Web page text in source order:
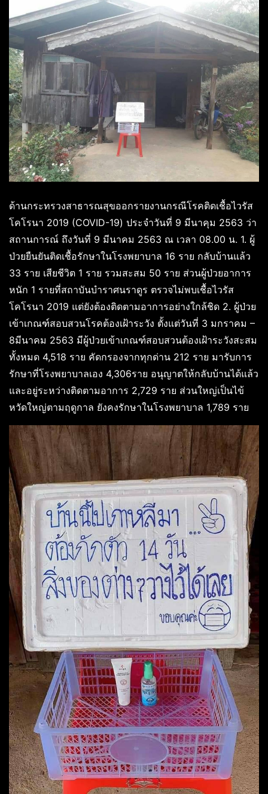
ด้านกระทรวงสาธารณสุขออกรายงานกรณีโรคติดเชื้อไวรัส
โคโรนา 2019 (COVID-19) ประจำวันที่ 9 มีนาคุม 2563 ว่า
สถานการณ์ ถึงวันที่ 9 มีนาคม 2563 ณ เวลา 08.00 น. 1. ผู้
ป่วยยืนยันติดเชื้อรักษาในโรงพยาบาล 16 ราย กลับบ้านแล้ว
33 ราย เสียชีวิต 1 ราย รวมสะสม 50 ราย ส่วนผู้ป่วยอาการ
หนัก 1 รายที่สถาบันบำราศนราดูร ตรวจไม่พบเชื้อไวรัส
โคโรนา 2019 แต่ยังต้องติดตามอาการอย่างใกล้ชิด 2. ผู้ป่วย
เข้าเกณฑ์สอบสวนโรคต้องเฝ้าระวัง ตั้งแต่วันที่ 3 มกราคม –
8มีนาคม 2563 มีผู้ป่วยเข้าเกณฑ์สอบสวนต้องเฝ้าระวังสะสม
ทั้งหมด 4,518 ราย คัดกรองจากทุกด่าน 212 ราย มารับการ
รักษาที่โรงพยาบาลเอง 4,306ราย อนุญาตให้กลับบ้านได้แล้ว
และอยู่ระหว่างติดตามอาการ 2,729 ราย ส่วนใหญ่เป็นไข้
หวัดใหญ่ตามฤดูกาล ยังคงรักษาในโรงพยาบาล 1,789 ราย